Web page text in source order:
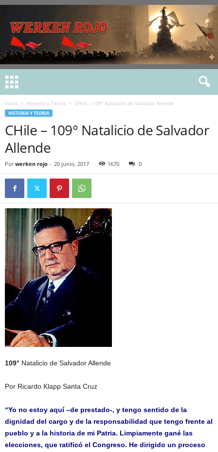
Inicio Historia y Teoria CHile – 109° Natalicio de Salvador Allende
HISTORIA Y TEORIA
CHile – 109° Natalicio de Salvador
Allende
Por werken rojo - 20 junio, 2017 1670 0
109° Natalicio de Salvador Allende
Por Ricardo Klapp Santa Cruz
“Yo no estoy aquí –de prestado-, y tengo sentido de la
dignidad del cargo y de la responsabilidad que tengo frente al
pueblo y a la historia de mi Patria. Limpiamente gané las
elecciones, que ratificó el Congreso. He dirigido un proceso